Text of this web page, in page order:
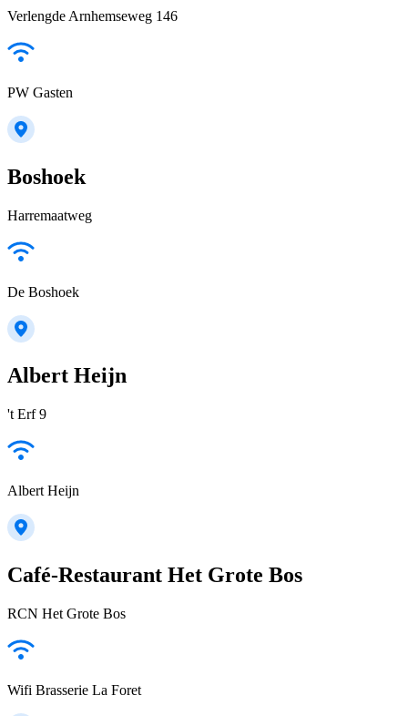
Verlengde Arnhemseweg 146
PW Gasten
Boshoek
Harremaatweg
De Boshoek
Albert Heijn
't Erf 9
Albert Heijn
Café-Restaurant Het Grote Bos
RCN Het Grote Bos
Wifi Brasserie La Foret